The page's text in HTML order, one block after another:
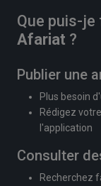
Que puis-
Afariat ?
Publier une
Plus besoin
Rédigez
l'application
Consulter
Recherchez